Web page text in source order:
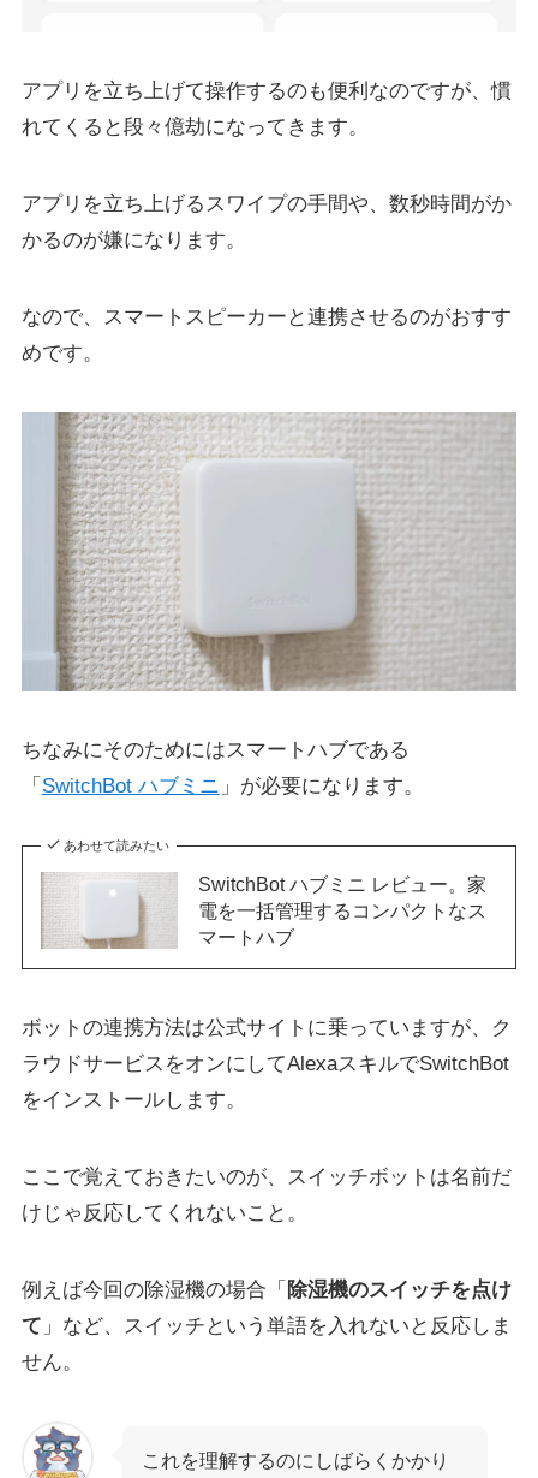
アプリを立ち上げて操作するのも便利なのですが、慣
れてくると段々億劫になってきます。
アプリを立ち上げるスワイプの手間や、数秒時間がか
かるのが嫌になります。
なので、スマートスピーカーと連携させるのがおすす
めです。
ちなみにそのためにはスマートハブである
「 SwitchBot ハブミニ 」が必要になります。
あわせて読みたい
SwitchBot ハブミニ レビュー。家
電を一括管理するコンパクトなス
マートハブ
ボットの連携方法は公式サイトに乗っていますが、ク
ラウドサービスをオンにしてAlexaスキルでSwitchBot
をインストールします。
ここで覚えておきたいのが、スイッチボットは名前だ
けじゃ反応してくれないこと。
例えば今回の除湿機の場合「 除湿機のスイッチを点け
て 」など、スイッチという単語を入れないと反応しま
せん。
これを理解するのにしばらくかかり